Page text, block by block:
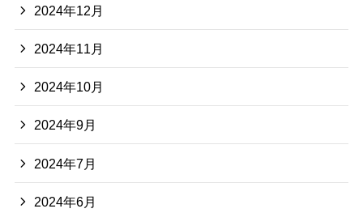
2024年12月
2024年11月
2024年10月
2024年9月
2024年7月
2024年6月